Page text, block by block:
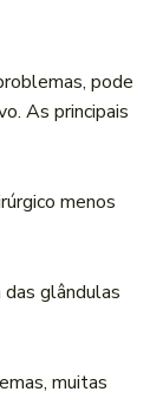
pode
As principais
menos
glândulas
muitas